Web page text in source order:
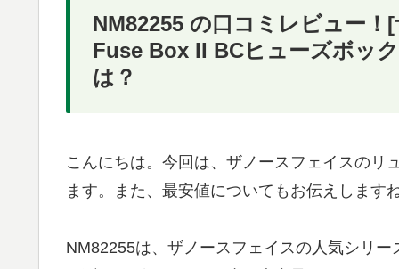
NM82255 の口コミレビュー
Fuse Box II BCヒューズボッ
は？
こんにちは。今回は、ザノースフェイスのリ
ます。また、最安値についてもお伝えします
NM82255は、ザノースフェイスの人気シリ